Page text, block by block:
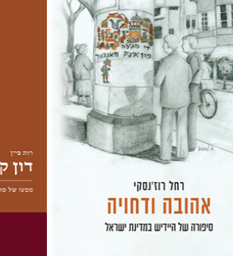
דוד בן-נחום
הנחת אתר ספר מודפס
$46